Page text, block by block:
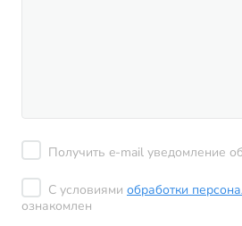
Получить e-mail уведомление
С условиями обработки
ознакомлен